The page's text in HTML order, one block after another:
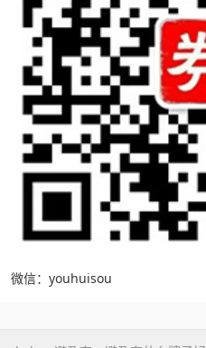
微信：youhuisou